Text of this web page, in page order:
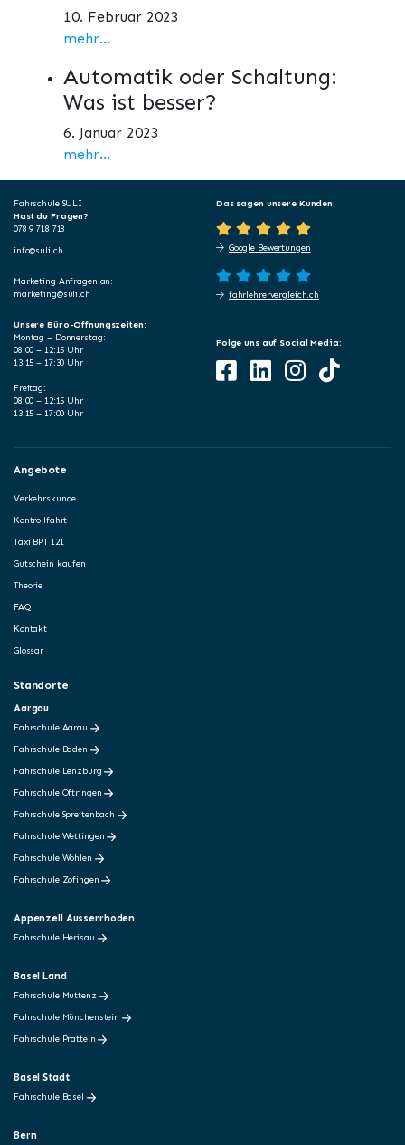
10. Februar 2023
mehr...
Automatik oder Schaltung:
Was ist besser?
6. Januar 2023
mehr...
Fahrschule SULI
Hast du Fragen?
078 9 718 718
info@suli.ch
Marketing Anfragen an:
marketing@suli.ch
Das sagen unsere Kunden:
Google Bewertungen
fahrlehrervergleich.ch
Unsere Büro-Öffnungszeiten:
Montag – Donnerstag:
08:00 – 12:15 Uhr
13:15 – 17:30 Uhr
Freitag:
08:00 – 12:15 Uhr
13:15 – 17:00 Uhr
Folge uns auf Social Media:
Angebote
Verkehrskunde
Kontrollfahrt
Taxi BPT 121
Gutschein kaufen
Theorie
FAQ
Kontakt
Glossar
Standorte
Aargau
Fahrschule Aarau
Fahrschule Baden
Fahrschule Lenzburg
Fahrschule Oftringen
Fahrschule Spreitenbach
Fahrschule Wettingen
Fahrschule Wohlen
Fahrschule Zofingen
Appenzell Ausserrhoden
Fahrschule Herisau
Basel Land
Fahrschule Muttenz
Fahrschule Münchenstein
Fahrschule Pratteln
Basel Stadt
Fahrschule Basel
Bern